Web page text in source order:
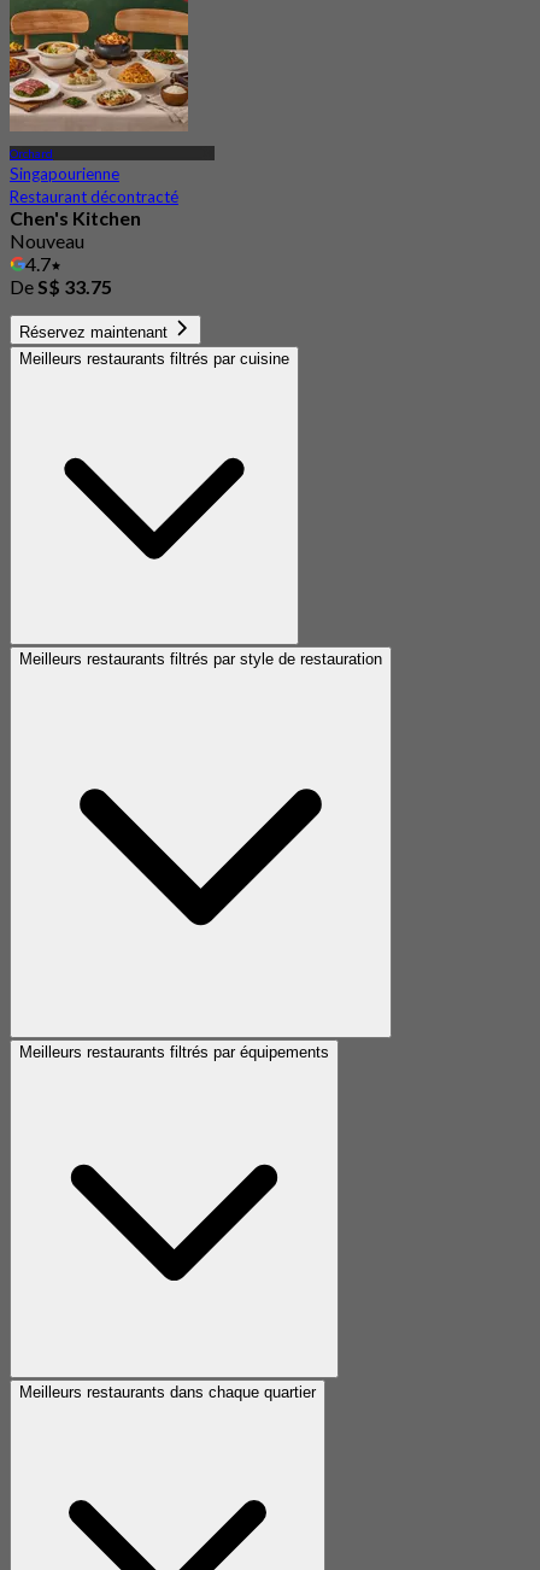
Orchard
Singapourienne
Restaurant décontracté
Chen's Kitchen
Nouveau
4.7
DeS$ 33.75
Réservez maintenant
Meilleurs restaurants filtrés par cuisine
Meilleurs restaurants filtrés par style de restauration
Meilleurs restaurants filtrés par équipements
Meilleurs restaurants dans chaque quartier